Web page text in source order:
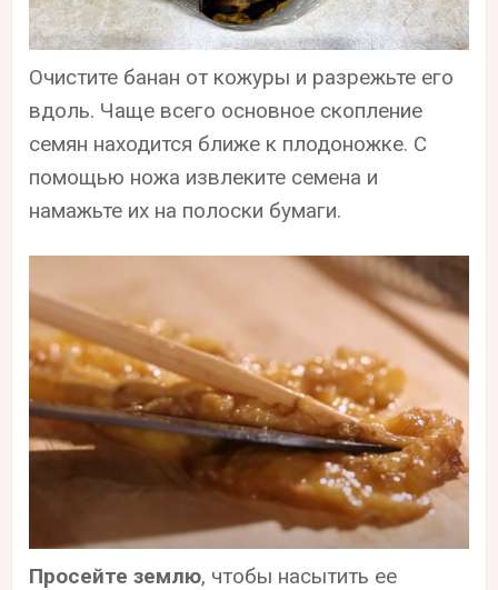
Очистите банан от кожуры и разрежьте его
вдоль. Чаще всего основное скопление
семян находится ближе к плодоножке. С
помощью ножа извлеките семена и
намажьте их на полоски бумаги.
Просейте землю, чтобы насытить ее